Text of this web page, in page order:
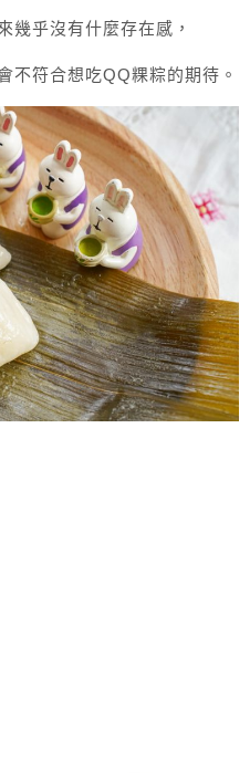
幾乎沒有什麼存在感，
不符合想吃QQ粿粽的期待。